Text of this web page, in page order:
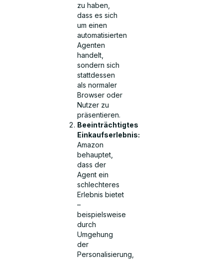
zu haben,
dass es sich
um einen
automatisierten
Agenten
handelt,
sondern sich
stattdessen
als normaler
Browser oder
Nutzer zu
präsentieren.
Beeinträchtigtes
Einkaufserlebnis:
Amazon
behauptet,
dass der
Agent ein
schlechteres
Erlebnis bietet
–
beispielsweise
durch
Umgehung
der
Personalisierung,